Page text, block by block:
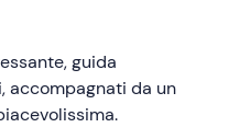
guida
accompagnati da un